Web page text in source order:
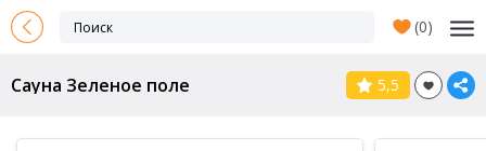
(0)
Сауна Зеленое поле 5,5